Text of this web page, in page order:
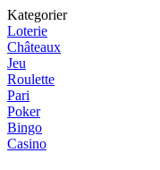
Kategorier
Loterie
Châteaux
Jeu
Roulette
Pari
Poker
Bingo
Casino